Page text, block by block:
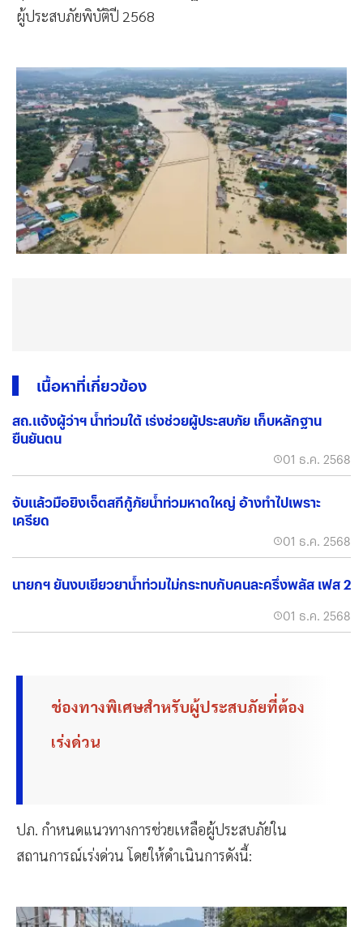
ผู้ประสบภัยพิบัติปี 2568
เนื้อหาที่เกี่ยวข้อง
สถ.แจ้งผู้ว่าฯ น้ำท่วมใต้ เร่งช่วยผู้ประสบภัย เก็บหลักฐาน
ยืนยันตน
01 ธ.ค. 2568
จับแล้วมือยิงเจ็ตสกีกู้ภัยน้ำท่วมหาดใหญ่ อ้างทำไปเพราะ
เครียด
01 ธ.ค. 2568
นายกฯ ยันงบเยียวยาน้ำท่วมไม่กระทบกับคนละครึ่งพลัส เฟส 2
01 ธ.ค. 2568
ช่องทางพิเศษสำหรับผู้ประสบภัยที่ต้อง
เร่งด่วน
ปภ. กำหนดแนวทางการช่วยเหลือผู้ประสบภัยใน
สถานการณ์เร่งด่วน โดยให้ดำเนินการดังนี้: